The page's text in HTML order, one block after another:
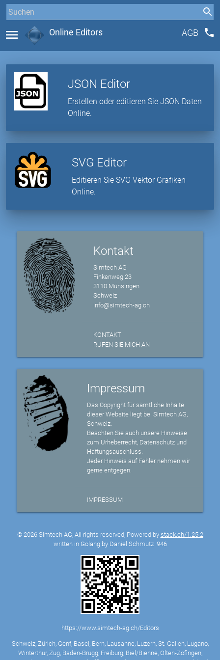
menu Online Editors AGB phone
JSON Editor
Erstellen oder editieren Sie JSON Daten
Online.
SVG Editor
Editieren Sie SVG Vektor Grafiken
Online.
Kontakt
Simtech AG
Finkenweg 23
3110 Münsingen
Schweiz
info@simtech-ag.ch
KONTAKT
RUFEN SIE MICH AN
Impressum
Das Copyright für sämtliche Inhalte
dieser Website liegt bei Simtech AG,
Schweiz.
Beachten Sie auch unsere Hinweise
zum Urheberrecht, Datenschutz und
Haftungsauschluss.
Jeder Hinweis auf Fehler nehmen wir
gerne entgegen.
IMPRESSUM
© 2026 Simtech AG, All rights reserved, Powered by stack.ch/1.25.2
written in Golang by Daniel Schmutz 946
https://www.simtech-ag.ch/Editors
Schweiz, Zürich, Genf, Basel, Bern, Lausanne, Luzern, St. Gallen, Lugano,
Winterthur, Zug, Baden-Brugg, Freiburg, Biel/Bienne, Olten-Zofingen,